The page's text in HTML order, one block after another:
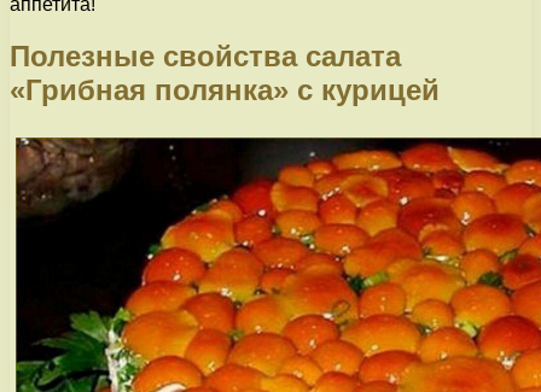
Полезные свойства салата
«Грибная полянка» с курицей